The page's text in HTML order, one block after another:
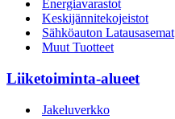
Energiavarastot
Keskijännitekojeistot
Sähköauton Latausasemat
Muut Tuotteet
Liiketoiminta-alueet
Jakeluverkko